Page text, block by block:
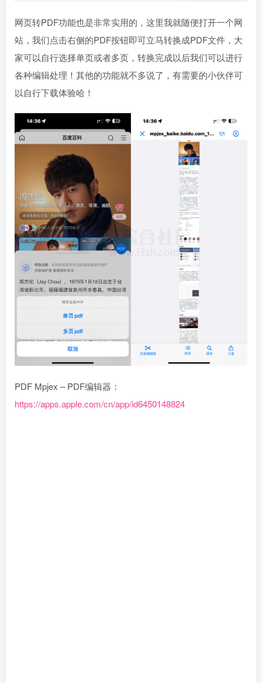
网页转PDF功能也是非常实用的，这里我就随便打开一个网
站，我们点击右侧的PDF按钮即可立马转换成PDF文件，大
家可以自行选择单页或者多页，转换完成以后我们可以进行
各种编辑处理！其他的功能就不多说了，有需要的小伙伴可
以自行下载体验哈！
PDF Mpjex – PDF编辑器：
https://apps.apple.com/cn/app/id6450148824